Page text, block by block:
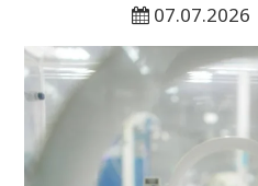
07.07.2026